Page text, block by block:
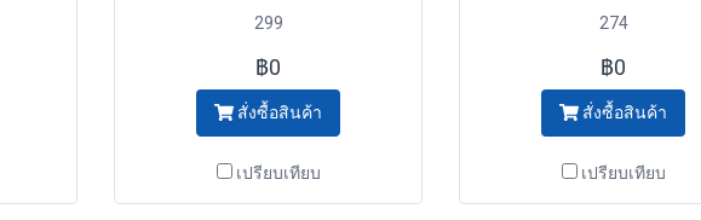
299
฿0
สั่งซื้อสินค้า
เปรียบเทียบ
274
฿0
สั่งซื้อสินค้า
เปรียบเทียบ